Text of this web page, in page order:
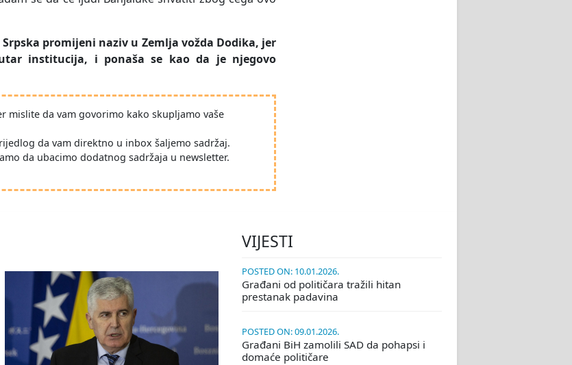
promijeni naziv u Zemlja vožda Dodika, jer
institucija, i ponaša se kao da je njegovo
mislite da vam govorimo kako skupljamo vaše
da vam direktno u inbox šaljemo sadržaj.
da ubacimo dodatnog sadržaja u newsletter.
VIJESTI
POSTED ON: 10.01.2026.
Građani od političara tražili hitan
prestanak padavina
POSTED ON: 09.01.2026.
Građani BiH zamolili SAD da pohapsi i
domaće političare